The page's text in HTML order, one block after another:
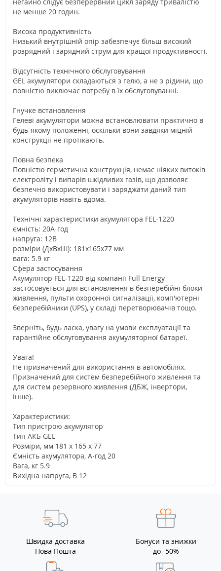
не менше 20 годин.
Висока продуктивність
Низький внутрішній опір забезпечує більш високий
розрядний і зарядний струм для кращої продуктивності.
Відсутність технічного обслуговування
GEL акумулятори складаються з гелю, а не з рідини, що
повністю виключає потребу в їх обслуговуванні.
Гнучке встановлення
Гелеві акумулятори можна встановлювати практично в
будь-якому положенні, оскільки вони завдяки міцній
конструкції не протікають.
Повна безпека
Повністю герметична конструкція, немає ніяких витоків
електроліту і випарів шкідливих газів, що дозволяє
безпечно використовувати і заряджати даний тип
акумуляторів навіть вдома.
Технічні характеристики акумулятора FEL-1220
ємність: 20А·год
напруга: 12В
розміри (ДхВхШ): 181x165x77 мм
вага: 5.9 кг
Сфера застосування
Акумулятор FEL-1220 від компанії Full Energy
застосовується для встановлення в безперебійні блоки
живлення, пульти охоронної сигналізації, комп'ютерні
безперебійники (UPS), у складі перетворювачів тощо.
Зверніть, будь ласка, увагу на умови експлуатації та
гарантійне обслуговування акумуляторної батареї.
Увага!
Не призначений для використання в автомобілях.
Призначений для систем безперебійного живлення та
для систем резервного живлення (ДБЖ, інвертори,
інше).
Характеристики:
Тип пристрою акумулятор
Тип АКБ GEL
Розміри, мм 181 x 165 x 77
Ємність акумулятора, А·год 20
Вага, кг 5.9
Вихідна напруга, В 12
Швидка доставка
Нова Пошта
Бонуси та знижки
до -50%